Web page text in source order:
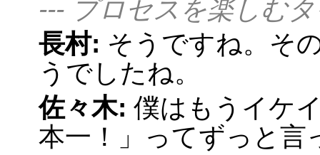
--- プロセスを楽しむ
長村: そうですね。そ
うでしたね。
佐々木: 僕はもうイケ
本一！」ってずっと言